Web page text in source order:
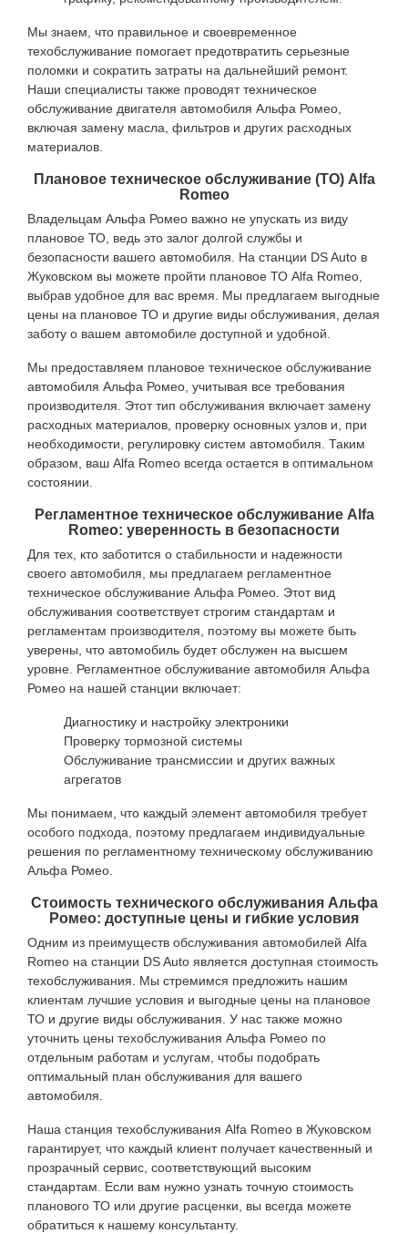
Мы знаем, что правильное и своевременное
техобслуживание помогает предотвратить серьезные
поломки и сократить затраты на дальнейший ремонт.
Наши специалисты также проводят техническое
обслуживание двигателя автомобиля Альфа Ромео,
включая замену масла, фильтров и других расходных
материалов.
Плановое техническое обслуживание (ТО) Alfa
Romeo
Владельцам Альфа Ромео важно не упускать из виду
плановое ТО, ведь это залог долгой службы и
безопасности вашего автомобиля. На станции DS Auto в
Жуковском вы можете пройти плановое ТО Alfa Romeo,
выбрав удобное для вас время. Мы предлагаем выгодные
цены на плановое ТО и другие виды обслуживания, делая
заботу о вашем автомобиле доступной и удобной.
Мы предоставляем плановое техническое обслуживание
автомобиля Альфа Ромео, учитывая все требования
производителя. Этот тип обслуживания включает замену
расходных материалов, проверку основных узлов и, при
необходимости, регулировку систем автомобиля. Таким
образом, ваш Alfa Romeo всегда остается в оптимальном
состоянии.
Регламентное техническое обслуживание Alfa
Romeo: уверенность в безопасности
Для тех, кто заботится о стабильности и надежности
своего автомобиля, мы предлагаем регламентное
техническое обслуживание Альфа Ромео. Этот вид
обслуживания соответствует строгим стандартам и
регламентам производителя, поэтому вы можете быть
уверены, что автомобиль будет обслужен на высшем
уровне. Регламентное обслуживание автомобиля Альфа
Ромео на нашей станции включает:
Диагностику и настройку электроники
Проверку тормозной системы
Обслуживание трансмиссии и других важных
агрегатов
Мы понимаем, что каждый элемент автомобиля требует
особого подхода, поэтому предлагаем индивидуальные
решения по регламентному техническому обслуживанию
Альфа Ромео.
Стоимость технического обслуживания Альфа
Ромео: доступные цены и гибкие условия
Одним из преимуществ обслуживания автомобилей Alfa
Romeo на станции DS Auto является доступная стоимость
техобслуживания. Мы стремимся предложить нашим
клиентам лучшие условия и выгодные цены на плановое
ТО и другие виды обслуживания. У нас также можно
уточнить цены техобслуживания Альфа Ромео по
отдельным работам и услугам, чтобы подобрать
оптимальный план обслуживания для вашего
автомобиля.
Наша станция техобслуживания Alfa Romeo в Жуковском
гарантирует, что каждый клиент получает качественный и
прозрачный сервис, соответствующий высоким
стандартам. Если вам нужно узнать точную стоимость
планового ТО или другие расценки, вы всегда можете
обратиться к нашему консультанту.